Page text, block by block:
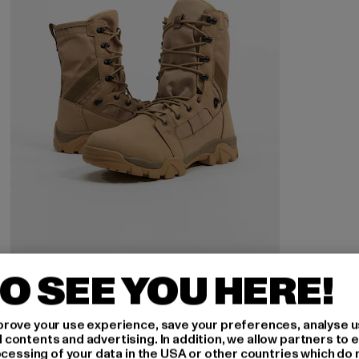
BRANDIT
Defense
748,44 kr
Nuvarande pris: 748,44 kr
924 krKampanjpris: 924 kr
SEE YOU HERE!
your use experience, save your preferences, analyse
and advertising. In addition, we allow partners to
of your data in the USA or other countries which do